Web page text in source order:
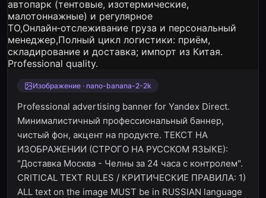
Изображение · nano-banana-2-2k
Professional advertising banner for Yandex Direct.
Минималистичный профессиональный баннер,
чистый фон, акцент на продукте. ТЕКСТ НА
ИЗОБРАЖЕНИИ (СТРОГО НА РУССКОМ ЯЗЫКЕ):
"Доставка Москва - Челны за 24 часа с контролем".
CRITICAL TEXT RULES / КРИТИЧЕСКИЕ ПРАВИЛА: 1)
ALL text on the image MUST be in RUSSIAN language